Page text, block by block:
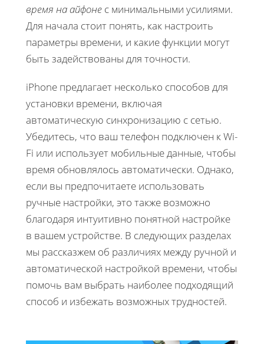
время на айфоне с минимальными усилиями.
Для начала стоит понять, как настроить
параметры времени, и какие функции могут
быть задействованы для точности.
iPhone предлагает несколько способов для
установки времени, включая
автоматическую синхронизацию с сетью.
Убедитесь, что ваш телефон подключен к Wi-
Fi или использует мобильные данные, чтобы
время обновлялось автоматически. Однако,
если вы предпочитаете использовать
ручные настройки, это также возможно
благодаря интуитивно понятной настройке
в вашем устройстве. В следующих разделах
мы рассказжем об различиях между ручной и
автоматической настройкой времени, чтобы
помочь вам выбрать наиболее подходящий
способ и избежать возможных трудностей.